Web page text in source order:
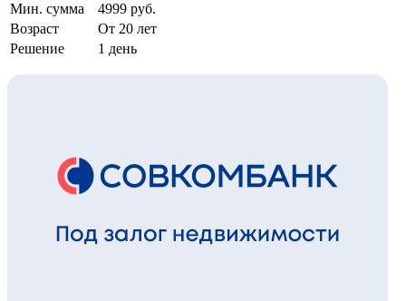
Мин. сумма
4999 руб.
Возраст
От 20 лет
Решение
1 день